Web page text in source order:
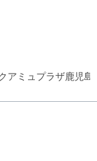
アミュプラザ鹿児島